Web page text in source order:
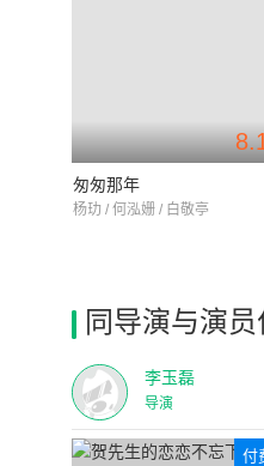
匆匆那年
杨玏 / 何泓姗 / 白敬亭
同导演与演员
李玉磊
导演
付